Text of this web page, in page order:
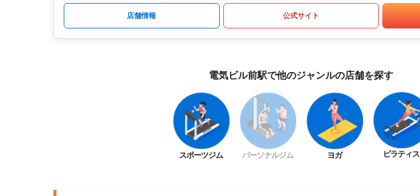
店舗情報 公式サイト
電気ビル前駅で他のジャンルの店舗を探す
スポーツジム パーソナルジム ヨガ ピラティス